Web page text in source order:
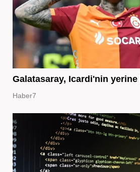
Galatasaray, Icardi'nin yerine
Haber7